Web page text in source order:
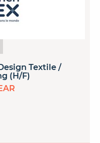
Textile /
(H/F)